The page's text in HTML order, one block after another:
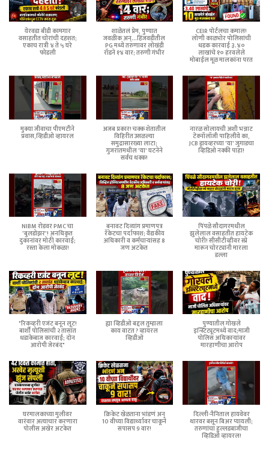
येरवडा बीडी कामगार
वसाहतीत चोरांची दहशत;
एकाच रात्री ४ ते ५ घरे
फोडली
शाळेतलं प्रेम, पुण्यात
जवळीक अन्...हिंजवडीतील
PG मध्ये तरुणावर लोखंडी
रॉडने १४ वार; तरुणी गंभीर
CEIR पोर्टलचा कमाल!
लोणी काळभोर पोलिसांची
धडक कारवाई ३.४०
लाखांचे १० हरवलेले
मोबाईल मूळ मालकांना परत
मुक्या जीवाचा पीएमटीने
प्रवास,व्हिडीओ व्हायरल
अजब प्रकार! चक्क शेतातील
विहिरीत उसळल्या
समुद्रासारख्या लाटा;
गुजरातमधील 'या' घटनेने
सर्वच थक्क!
नारळ सोलायची अशी भन्नाट
टेक्नॉलॉजी पाहिलीये का,
JCB ड्रायव्हरच्या 'या' जुगाडचा
व्हिडिओ नक्की पाहा!
NIBM रोडवर PMC चा
'बुलडोझर'! अनधिकृत
दुकानांवर मोठी कारवाई;
रस्ता केला मोकळा!
बनावट दिव्यांग प्रमाणपत्र
रॅकेटचा पर्दाफाश; वैद्यकीय
अधिकारी व कर्मचाऱ्यांसह 8
जण अटकेत
पिंपळे सौदागरमधील
झुलेलाल वसाहतीत हायटेक
चोरी! सीसीटीव्हीवर स्प्रे
मारून चोरट्यांनी मारला
डल्ला
"रिकव्हरी एजंट बनून लूट!
बार्शी पोलिसांची २ तासांत
धडाकेबाज कारवाई; दोन
आरोपी जेरबंद"
ह्या व्हिडीओ बद्दल तुम्हाला
काय वाटत ? व्हायरल
व्हिडीओ
पुण्यातील गोखले
इन्स्टिट्यूटमध्ये वाद;माजी
पोलिस अधिकाऱ्यांवर
मारहाणीचा आरोप
घरमालकाच्या मुलीवर
वारंवार अत्याचार करणारा
पोलीस अखेर अटकेत
क्रिकेट खेळताना भांडणं अन्
10 वीच्या विद्यार्थ्यावर चाकूने
सपासप 9 वार!
दिल्ली-नैनिताल हायवेवर
थारवर बसून बिअर प्यायली;
तरुणांचा हुल्लडबाजीचा
व्हिडिओ व्हायरल!